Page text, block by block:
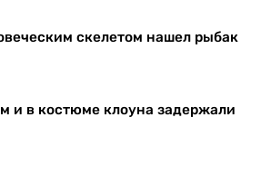
скелетом нашел рыбак
и в костюме клоуна задержали